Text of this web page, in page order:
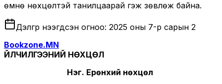
өмнө нөхцөлтэй танилцаарай гэж зөвлөж байна.
Дэлгүүр нээгдсэн огноо: 2025 оны 7-р сарын 2
Bookzone.MN
ҮЙЛЧИЛГЭЭНИЙ НӨХЦӨЛ
Нэг. Ерөнхий нөхцөл